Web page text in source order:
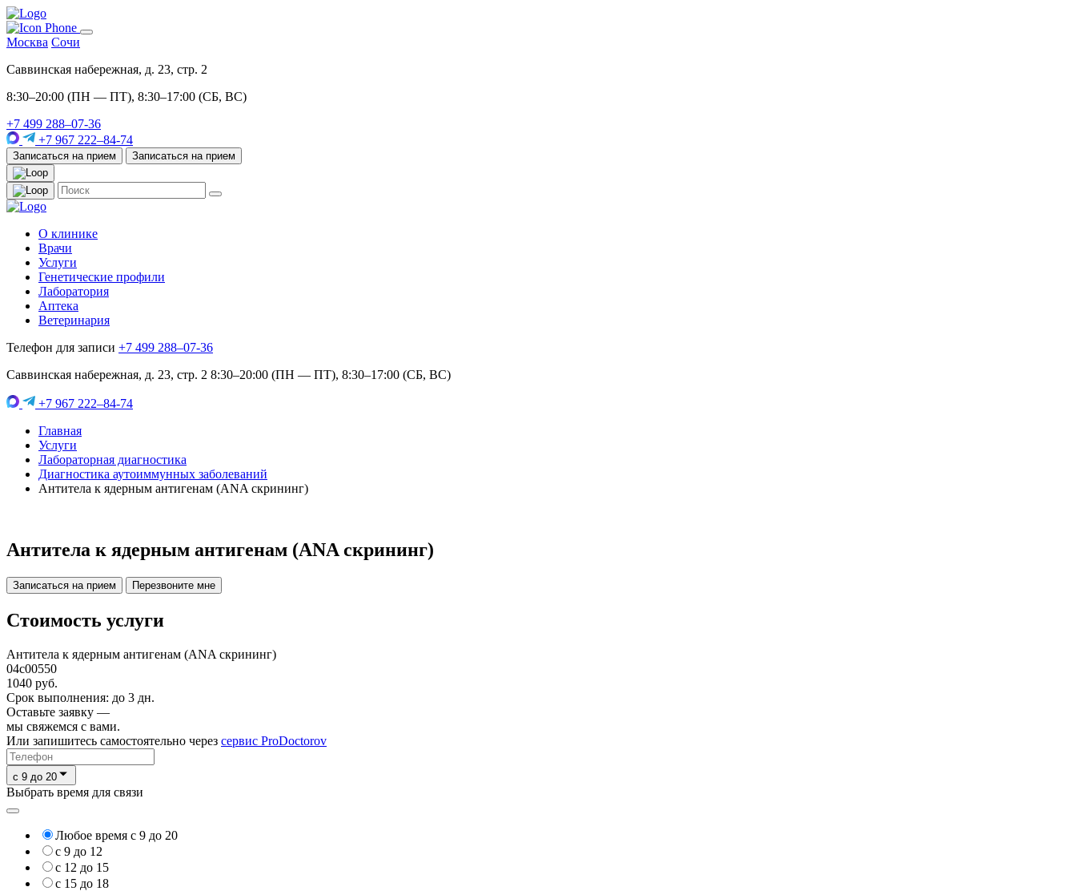
Москва Сочи
Саввинская набережная, д. 23, стр. 2
8:30–20:00 (ПН — ПТ), 8:30–17:00 (СБ, ВС)
+7 499 288–07-36
+7 967 222–84-74
Записаться на прием Записаться на прием
О клинике
Врачи
Услуги
Генетические профили
Лаборатория
Аптека
Ветеринария
Телефон для записи +7 499 288–07-36
Саввинская набережная, д. 23, стр. 2 8:30–20:00 (ПН — ПТ), 8:30–17:00 (СБ, ВС)
+7 967 222–84-74
Главная
Услуги
Лабораторная диагностика
Диагностика аутоиммунных заболеваний
Антитела к ядерным антигенам (ANA скрининг)
Антитела к ядерным антигенам (ANA скрининг)
Записаться на прием Перезвоните мне
Стоимость услуги
Антитела к ядерным антигенам (ANA скрининг)
04c00550
1040 руб.
Срок выполнения: до 3 дн.
Оставьте заявку —
мы свяжемся с вами.
Или запишитесь самостоятельно через сервис ProDoctorov
c 9 до 20
Выбрать время для связи
Любое время с 9 до 20
с 9 до 12
с 12 до 15
с 15 до 18